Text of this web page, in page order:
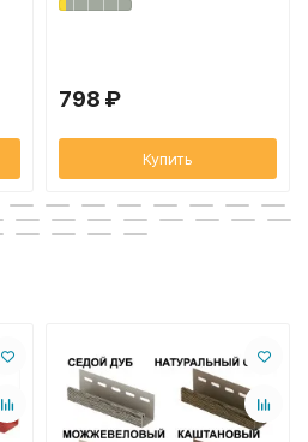
798 ₽
Купить